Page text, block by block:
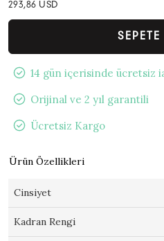
293,86 USD
SEPETE
14 gün içerisinde ücretsiz
Orijinal ve 2 yıl garantili
Ücretsiz Kargo
Ürün Özellikleri
Cinsiyet
Kadran Rengi